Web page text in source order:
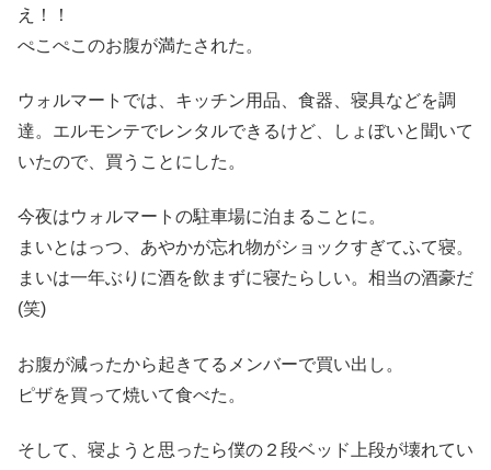
え！！
ぺこぺこのお腹が満たされた。
ウォルマートでは、キッチン用品、食器、寝具などを調
達。エルモンテでレンタルできるけど、しょぼいと聞いて
いたので、買うことにした。
今夜はウォルマートの駐車場に泊まることに。
まいとはっつ、あやかが忘れ物がショックすぎてふて寝。
まいは一年ぶりに酒を飲まずに寝たらしい。相当の酒豪だ
(笑)
お腹が減ったから起きてるメンバーで買い出し。
ピザを買って焼いて食べた。
そして、寝ようと思ったら僕の２段ベッド上段が壊れてい